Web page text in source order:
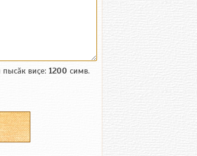
виҫе: 1200 симв.